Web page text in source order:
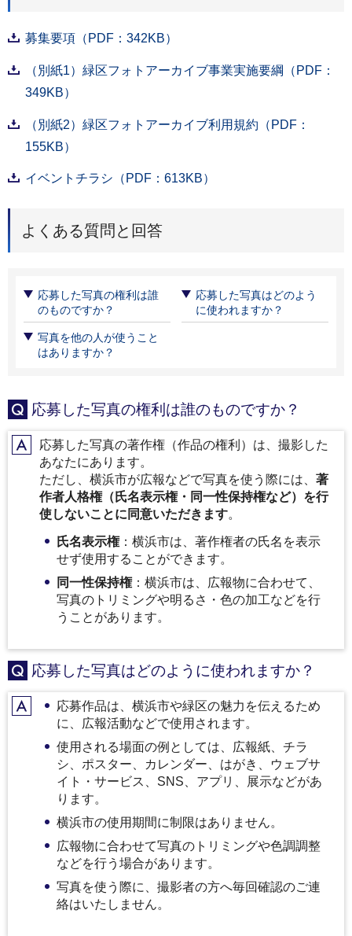
募集要項（PDF：342KB）
（別紙1）緑区フォトアーカイブ事業実施要綱（PDF：
349KB）
（別紙2）緑区フォトアーカイブ利用規約（PDF：
155KB）
イベントチラシ（PDF：613KB）
よくある質問と回答
応募した写真の権利は誰
のものですか？
応募した写真はどのよう
に使われますか？
写真を他の人が使うこと
はありますか？
Q 応募した写真の権利は誰のものですか？
A応募した写真の著作権（作品の権利）は、撮影した
あなたにあります。
ただし、横浜市が広報などで写真を使う際には、 著
作者人格権（氏名表示権・同一性保持権など）を行
使しないことに同意いただきます。
氏名表示権：横浜市は、著作権者の氏名を表示
せず使用することができます。
同一性保持権：横浜市は、広報物に合わせて、
写真のトリミングや明るさ・色の加工などを行
うことがあります。
Q 応募した写真はどのように使われますか？
A
応募作品は、横浜市や緑区の魅力を伝えるため
に、広報活動などで使用されます。
使用される場面の例としては、広報紙、チラ
シ、ポスター、カレンダー、はがき、ウェブサ
イト・サービス、SNS、アプリ、展示などがあ
ります。
横浜市の使用期間に制限はありません。
広報物に合わせて写真のトリミングや色調調整
などを行う場合があります。
写真を使う際に、撮影者の方へ毎回確認のご連
絡はいたしません。